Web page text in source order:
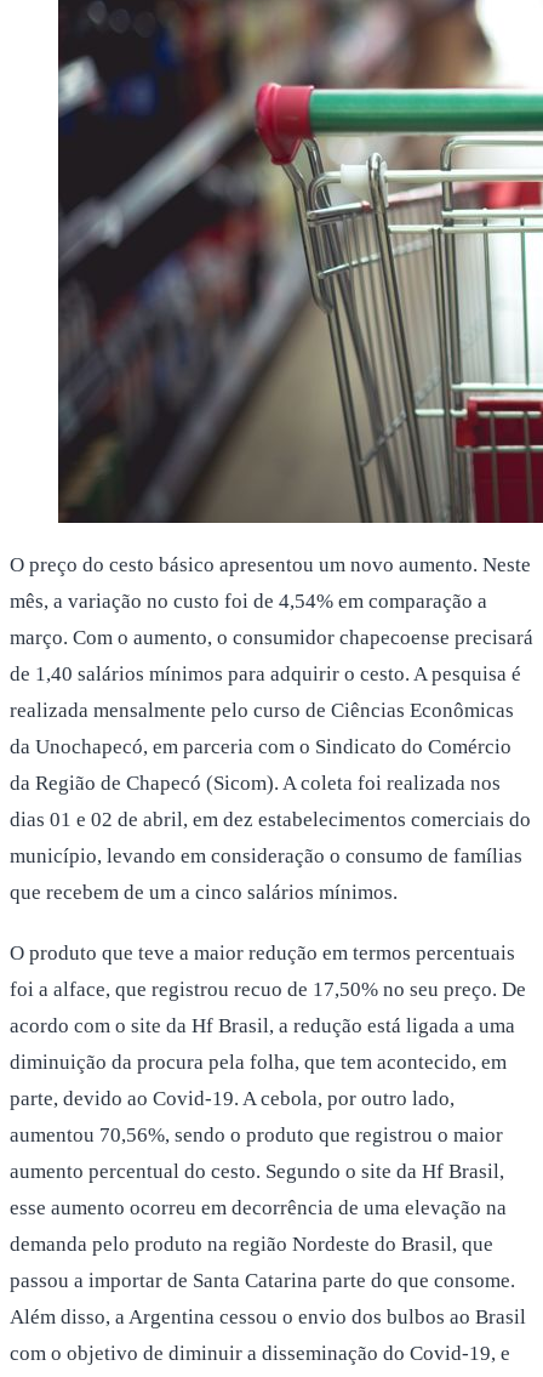
O preço do cesto básico apresentou um novo aumento. Neste
mês, a variação no custo foi de 4,54% em comparação a
março. Com o aumento, o consumidor chapecoense precisará
de 1,40 salários mínimos para adquirir o cesto. A pesquisa é
realizada mensalmente pelo curso de Ciências Econômicas
da Unochapecó, em parceria com o Sindicato do Comércio
da Região de Chapecó (Sicom). A coleta foi realizada nos
dias 01 e 02 de abril, em dez estabelecimentos comerciais do
município, levando em consideração o consumo de famílias
que recebem de um a cinco salários mínimos.
O produto que teve a maior redução em termos percentuais
foi a alface, que registrou recuo de 17,50% no seu preço. De
acordo com o site da Hf Brasil, a redução está ligada a uma
diminuição da procura pela folha, que tem acontecido, em
parte, devido ao Covid-19. A cebola, por outro lado,
aumentou 70,56%, sendo o produto que registrou o maior
aumento percentual do cesto. Segundo o site da Hf Brasil,
esse aumento ocorreu em decorrência de uma elevação na
demanda pelo produto na região Nordeste do Brasil, que
passou a importar de Santa Catarina parte do que consome.
Além disso, a Argentina cessou o envio dos bulbos ao Brasil
com o objetivo de diminuir a disseminação do Covid-19, e